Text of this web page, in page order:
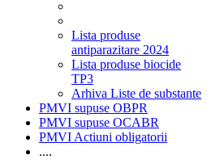
Lista produse
antiparazitare 2024
Lista produse biocide
TP3
Arhiva Liste de substante
PMVI supuse OBPR
PMVI supuse OCABR
PMVI Actiuni obligatorii
....